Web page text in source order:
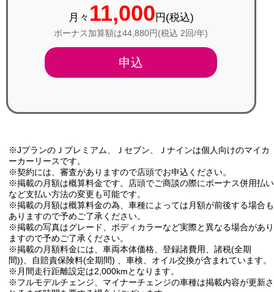
月々 11,000 円(税込)
ボーナス加算額は44,880円(税込 2回/年)
申込
※JプランのＪプレミアム、Ｊセブン、Ｊナインは個人向けのマイカ
ーカーリースです。
※契約には、審査がありますので店頭でお申込ください。
※掲載の月額は概算料金です。店頭でご商談の際にボーナス併用払い
など支払い方法の変更も可能です。
※掲載の月額は概算料金の為、車種によっては月額が前後する場合も
ありますので予めご了承ください。
※掲載の写真はグレード、ボディカラーなど実際と異なる場合があり
ますので予めご了承ください。
※掲載の月額料金には、車両本体価格、登録諸費用、諸税(全期
間))、自賠責保険料(全期間) 、車検、オイル交換が含まれています。
※月間走行距離設定は2,000kmとなります。
※フルモデルチェンジ、マイナーチェンジの車種は掲載内容が更新さ